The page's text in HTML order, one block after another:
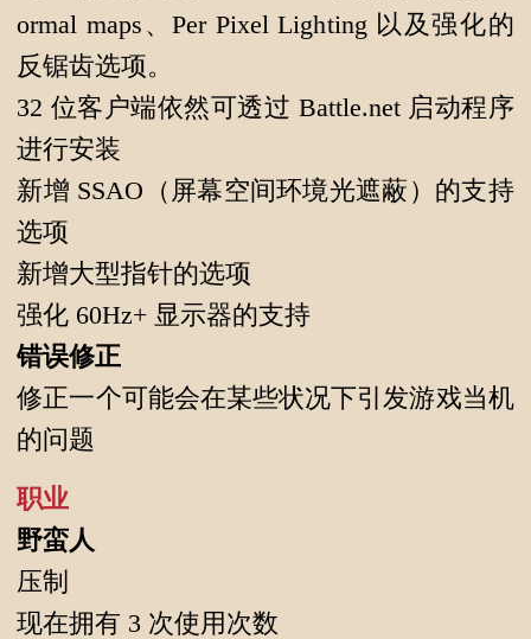
ormal maps、Per Pixel Lighting 以及强化的
反锯齿选项。
32 位客户端依然可透过 Battle.net 启动程序
进行安装
新增 SSAO（屏幕空间环境光遮蔽）的支持
选项
新增大型指针的选项
强化 60Hz+ 显示器的支持
错误修正
修正一个可能会在某些状况下引发游戏当机
的问题
职业
野蛮人
压制
现在拥有 3 次使用次数